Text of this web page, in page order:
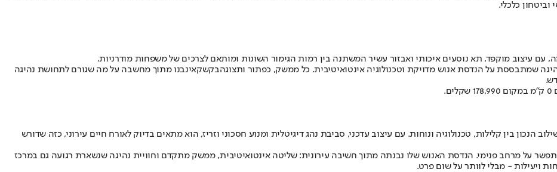
כלכלי.
עם עיצוב מוקפד, תא נוסעים איכותי ואבזור עשיר המשתנה בין רמות הגימור השונות ומותאם לצרכים של משפחות מודרניות.
שמתבססת על הנדסת אנוש מדויקת וטכנולוגיה אינטואיטיבית. כל ממשק, כפתור ותצוגהבקשקאינבנו מתוך מחשבה על מה שגורם לתחושת נהיגה
הנכון בין קלילות, טכנולוגיה ונוחות. עם עיצוב עדכני, סביבת נהג דיגיטלית ומנוע חסכוני וזריז, הוא מתאים בדיוק לאורח חיים עירוני, כזה שדורש
על מרחב פנימי. הנדסת האנוש שלו נבנתה מתוך חשיבה עירונית: שליטה אינטואיטיבית, ממשק מתקדם וחוויית נהיגה שנשארת רגועה גם במרכז
ויעילות - מבלי לוותר על שום פרט.